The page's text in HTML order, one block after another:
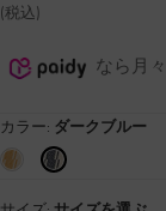
(税込)
なら月
カラー: ダークブルー